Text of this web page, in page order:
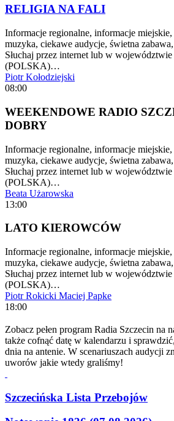
RELIGIA NA FALI
Informacje regionalne, informacje
muzyka, ciekawe audycje, świetna
Słuchaj przez internet lub w
(POLSKA)…
Piotr Kołodziejski
08:00
WEEKENDOWE RADIO
DOBRY
Informacje regionalne, informacje
muzyka, ciekawe audycje, świetna
Słuchaj przez internet lub w
(POLSKA)…
Beata Użarowska
13:00
LATO KIEROWCÓW
Informacje regionalne, informacje
muzyka, ciekawe audycje, świetna
Słuchaj przez internet lub w
(POLSKA)…
Piotr Rokicki Maciej Papke
18:00
Zobacz pełen program Radia Szczecin na
także cofnąć datę w kalendarzu i
dnia na antenie. W scenariuszach audycji
uworów jakie wtedy graliśmy!
Szczecińska Lista Przebojów